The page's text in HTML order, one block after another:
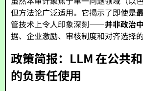
但方法论广泛适用。它揭示了即使
管技术上令人印象深刻——并非政治
据、企业激励、审核制度和对齐选择
政策简报：LLM 在公共
的负责任使用